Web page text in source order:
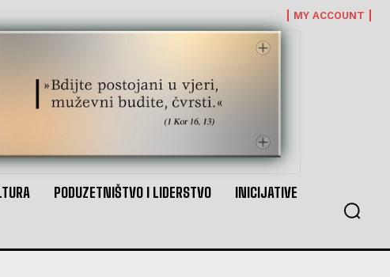
MY ACCOUNT
PODUZETNIŠTVO I LIDERSTVO INICIJATIVE